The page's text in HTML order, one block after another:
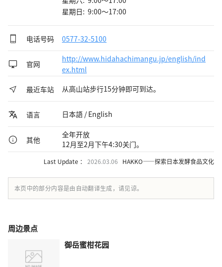
星期日: 9:00～17:00
电话号码 0577-32-5100
官网
http://www.hidahachimangu.jp/english/ind
ex.html
最近车站
从高山站步行15分钟即可到达。
语言 日本語 / English
其他
全年开放
12月至2月下午4:30关门。
Last Update ： 2026.03.06 HAKKO——探索日本发酵食品文化
本页中的部分内容是由自动翻译生成，请见谅。
周边景点
御岳蜜柑花园